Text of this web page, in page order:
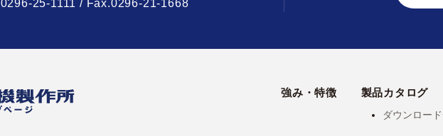
0296-25-1111 / Fax.0296-21-1668
強み・特徴 製品カタログ
ダウンロー